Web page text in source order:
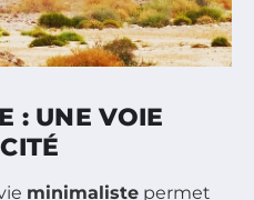
: UNE VOIE
minimaliste permet